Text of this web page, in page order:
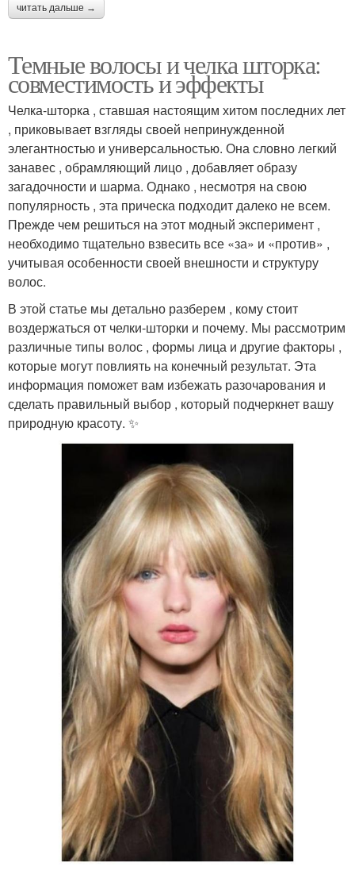
читать дальше →
Темные волосы и челка шторка:
совместимость и эффекты
Челка-шторка , ставшая настоящим хитом последних лет
, приковывает взгляды своей непринужденной
элегантностью и универсальностью. Она словно легкий
занавес , обрамляющий лицо , добавляет образу
загадочности и шарма. Однако , несмотря на свою
популярность , эта прическа подходит далеко не всем.
Прежде чем решиться на этот модный эксперимент ,
необходимо тщательно взвесить все «за» и «против» ,
учитывая особенности своей внешности и структуру
волос.
В этой статье мы детально разберем , кому стоит
воздержаться от челки-шторки и почему. Мы рассмотрим
различные типы волос , формы лица и другие факторы ,
которые могут повлиять на конечный результат. Эта
информация поможет вам избежать разочарования и
сделать правильный выбор , который подчеркнет вашу
природную красоту. ✨